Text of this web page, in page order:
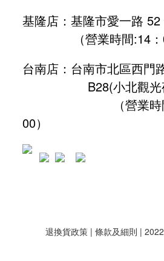
基隆店：基隆市愛一路 52
（營業時間:14
台南店：台南市北區西
B28(小北
（營業
00）
退換貨政策 | 條款及細則 |